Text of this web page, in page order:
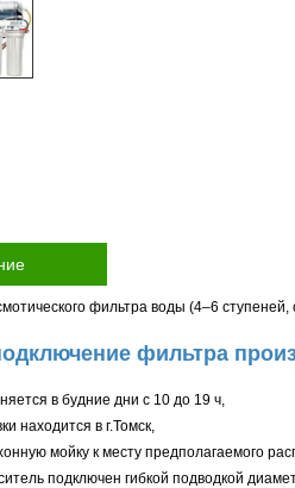
фильтра воды (4–6
фильтра
в будние дни с 10 до 19 ч,
находится в г.Томск,
мойку к месту предполагаемого
подключен гибкой подводкой